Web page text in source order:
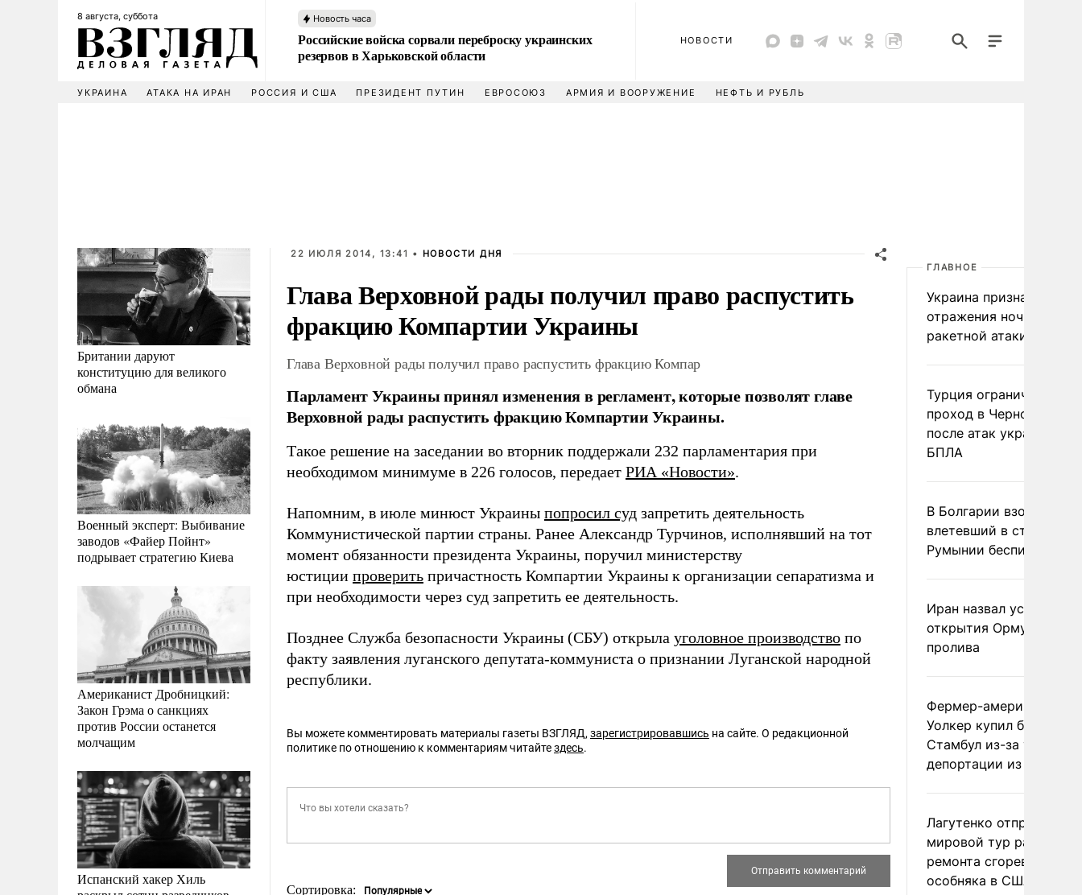
8 августа, суббота Новость часа
Российские войска сорвали переброску украинских
резервов в Харьковской области
НОВОСТИ
УКРАИНА АТАКА НА ИРАН РОССИЯ И США ПРЕЗИДЕНТ ПУТИН ЕВРОСОЮЗ АРМИЯ И ВООРУЖЕНИЕ НЕФТЬ И РУБЛЬ
Британии даруют
конституцию для великого
обмана
Военный эксперт: Выбивание
заводов «Файер Пойнт»
подрывает стратегию Киева
Американист Дробницкий:
Закон Грэма о санкциях
против России останется
молчащим
Испанский хакер Хиль
22 ИЮЛЯ 2014, 13:41 • НОВОСТИ ДНЯ
Глава Верховной рады получил право распустить
фракцию Компартии Украины
Глава Верховной рады получил право распустить фракцию Компар
Парламент Украины принял изменения в регламент, которые позволят главе
Верховной рады распустить фракцию Компартии Украины.
Такое решение на заседании во вторник поддержали 232 парламентария при
необходимом минимуме в 226 голосов, передает РИА «Новости».
Напомним, в июле минюст Украины попросил суд запретить деятельность
Коммунистической партии страны. Ранее Александр Турчинов, исполнявший на тот
момент обязанности президента Украины, поручил министерству
юстиции проверить причастность Компартии Украины к организации сепаратизма и
при необходимости через суд запретить ее деятельность.
Позднее Служба безопасности Украины (СБУ) открыла уголовное производство по
факту заявления луганского депутата-коммуниста о признании Луганской народной
республики.
Вы можете комментировать материалы газеты ВЗГЛЯД, зарегистрировавшись на сайте. О редакционной
политике по отношению к комментариям читайтездесь.
Сортировка:
ГЛАВНОЕ
Украина признала
отражения ночной
ракетной атаки
Турция ограничила
проход в Черное море
после атак украинских
БПЛА
В Болгарии взорвался
влетевший в страну из
Румынии беспилотник
Иран назвал условие
открытия Ормузского
пролива
Фермер-американец
Уолкер купил билет в
Стамбул из-за угрозы
депортации из России
Лагутенко отправился в
мировой тур ради
ремонта сгоревшего
особняка в США